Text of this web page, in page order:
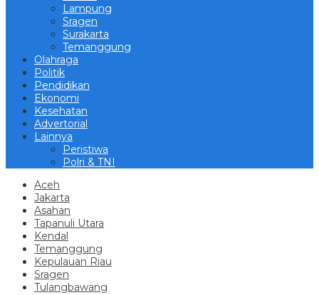
Lampung
Sragen
Surakarta
Temanggung
Olahraga
Politik
Pendidikan
Ekonomi
Kesehatan
Advertorial
Lainnya
Peristiwa
Polri & TNI
Aceh
Jakarta
Asahan
Tapanuli Utara
Kendal
Temanggung
Kepulauan Riau
Sragen
Tulangbawang